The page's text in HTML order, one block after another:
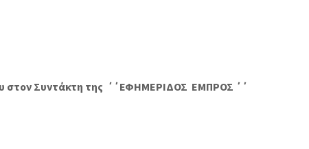
στον Συντάκτη της ΄΄ΕΦΗΜΕΡΙΔΟΣ ΕΜΠΡΟΣ ΄΄